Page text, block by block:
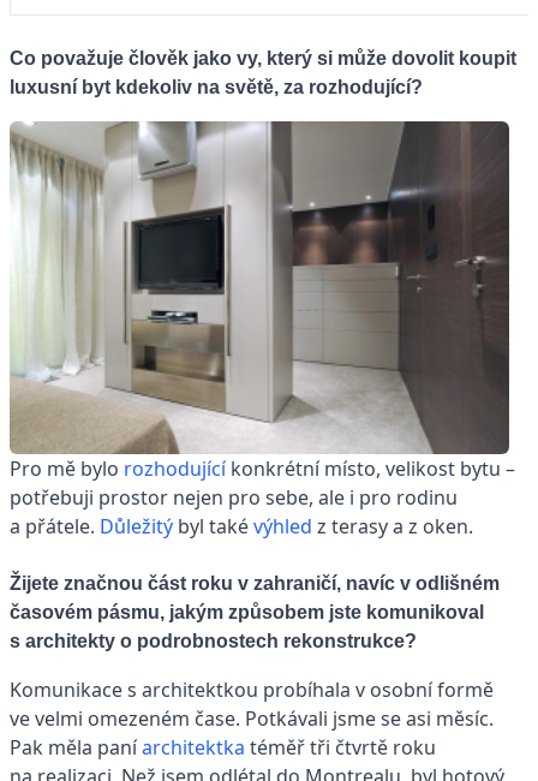
Co považuje člověk jako vy, který si může dovolit koupit
luxusní byt kdekoliv na světě, za rozhodující?
Pro mě bylo rozhodujícíkonkrétní místo, velikost bytu –
potřebuji prostor nejen pro sebe, ale i pro rodinu
a přátele. Důležitý byl takévýhled z terasy a z oken.
Žijete značnou část roku v zahraničí, navíc v odlišném
časovém pásmu, jakým způsobem jste komunikoval
s architekty o podrobnostech rekonstrukce?
Komunikace s architektkou probíhala v osobní formě
ve velmi omezeném čase. Potkávali jsme se asi měsíc.
Pak měla paníarchitektka téměř tři čtvrtě roku